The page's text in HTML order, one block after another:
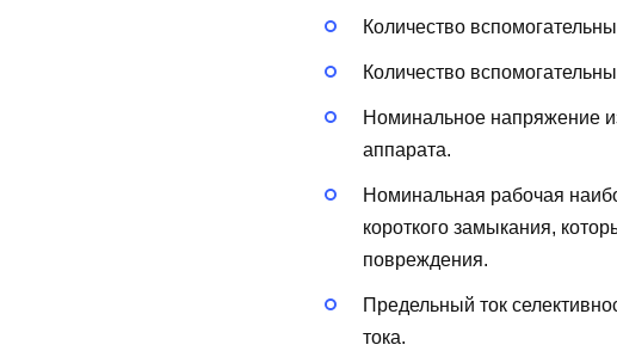
Количество
Количество
Номинальное напряжение
аппарата.
Номинальная рабочая
короткого замыкания,
повреждения.
Предельный ток
тока.